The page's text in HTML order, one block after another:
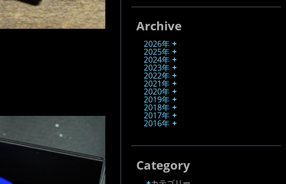
Archive
2026年
2025年
2024年
2023年
2022年
2021年
2020年
2019年
2018年
2017年
2016年
Category